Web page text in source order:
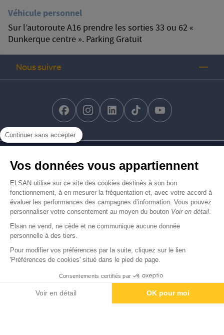
Continuer sans accepter
Vos données vous appartiennent
ELSAN utilise sur ce site des cookies destinés à son bon
fonctionnement, à en mesurer la fréquentation et, avec votre accord à
évaluer les performances des campagnes d’information. Vous pouvez
personnaliser votre consentement au moyen du bouton Voir en détail
Elsan ne vend, ne cède et ne communique aucune donnée
personnelle à des tiers.
Pour modifier vos préférences par la suite, cliquez sur le lien
'Préférences de cookies' situé dans le pied de page.
Consentements certifiés par
Voir en détail OK pour moi
Véhicule personnel
Sur l’autoroute A16 prendre les sorties 33 ou 62 «
Dunkerque centre ». Parking Gratuit
Nous suivre
facebook-brands
instagramlinkedin-brands
tiktok-brands
youtube
Nous rejoindre
Devenir fournisseur
© Copyright 2026 Elsan
Mentions Légales-Données personnelles
Agence digitale : VOID